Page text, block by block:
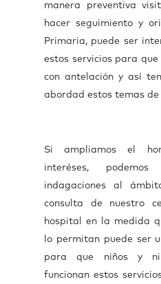
manera preventiva
hacer seguimiento y
Primaria, puede ser
estos servicios para
con antelación y así
abordad estos temas
Si ampliamos el
interéses,
indagaciones al
consulta de nuestro
hospital en la medida
lo permitan puede ser
para que niños y
funcionan estos